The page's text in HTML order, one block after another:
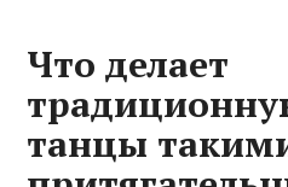
Что делает
танцы